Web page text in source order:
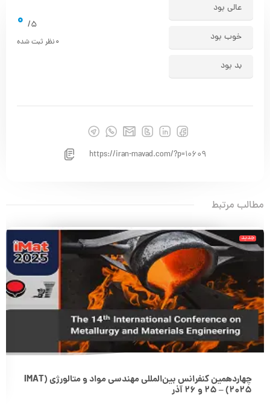
عالی بود
خوب بود
بد بود
5/
0
0نظر ثبت شده
https://iran-mavad.com/?p=10609
مطالب مرتبط
جدید
چهاردهمین کنفرانس بین‌المللی مهندسی مواد و متالورژی (IMAT
2025) – 25 و 26 آذر